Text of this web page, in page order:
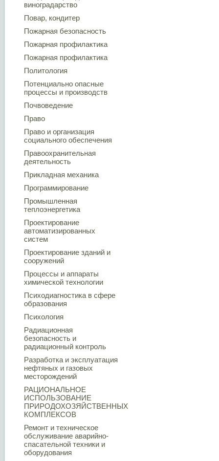
виноградарство
Повар, кондитер
Пожарная безопасность
Пожарная профилактика
Пожарная профилактика
Политология
Потенциально опасные
процессы и производств
Почвоведение
Право
Право и организация
социального обеспечения
Правоохранительная
деятельность
Прикладная механика
Программирование
Промышленная
теплоэнергетика
Проектирование
автоматизированных
систем
Проектирование зданий и
сооружений
Процессы и аппараты
химической технологии
Психодиагностика в сфере
образования
Психология
Радиационная
безопасность и
радиационный контроль
Разработка и эксплуатация
нефтяных и газовых
месторождений
РАЦИОНАЛЬНОЕ
ИСПОЛЬЗОВАНИЕ
ПРИРОДОХОЗЯЙСТВЕННЫХ
КОМПЛЕКСОВ
Ремонт и техническое
обслуживание аварийно-
спасательной техники и
оборудования